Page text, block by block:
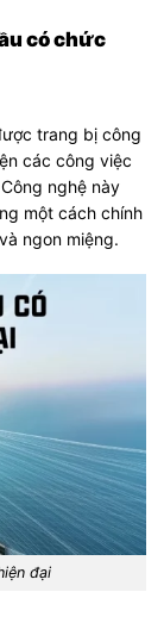
có chức
trang bị công
các công việc
nghệ này
một cách chính
ngon miệng.
đại